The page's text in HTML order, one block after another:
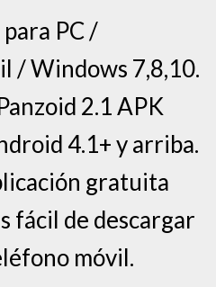
PC /
/ Windows 7,8,10.
2.1 APK
4.1+ y arriba.
gratuita
fácil de descargar
móvil.